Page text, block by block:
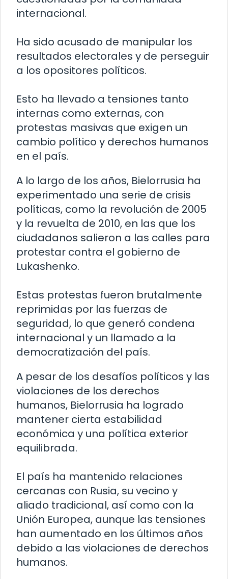
internacional.
Ha sido acusado de manipular los
resultados electorales y de perseguir
a los opositores políticos.
Esto ha llevado a tensiones tanto
internas como externas, con
protestas masivas que exigen un
cambio político y derechos humanos
en el país.
A lo largo de los años, Bielorrusia ha
experimentado una serie de crisis
políticas, como la revolución de 2005
y la revuelta de 2010, en las que los
ciudadanos salieron a las calles para
protestar contra el gobierno de
Lukashenko.
Estas protestas fueron brutalmente
reprimidas por las fuerzas de
seguridad, lo que generó condena
internacional y un llamado a la
democratización del país.
A pesar de los desafíos políticos y las
violaciones de los derechos
humanos, Bielorrusia ha logrado
mantener cierta estabilidad
económica y una política exterior
equilibrada.
El país ha mantenido relaciones
cercanas con Rusia, su vecino y
aliado tradicional, así como con la
Unión Europea, aunque las tensiones
han aumentado en los últimos años
debido a las violaciones de derechos
humanos.